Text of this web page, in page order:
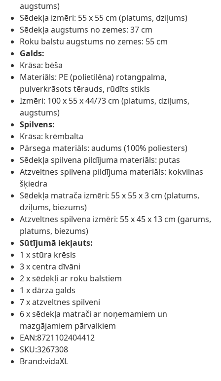
augstums)
Sēdekļa izmēri: 55 x 55 cm (platums, dziļums)
Sēdekļa augstums no zemes: 37 cm
Roku balstu augstums no zemes: 55 cm
Galds:
Krāsa: bēša
Materiāls: PE (polietilēna) rotangpalma,
pulverkrāsots tērauds, rūdīts stikls
Izmēri: 100 x 55 x 44/73 cm (platums, dziļums,
augstums)
Spilvens:
Krāsa: krēmbalta
Pārsega materiāls: audums (100% poliesters)
Sēdekļa spilvena pildījuma materiāls: putas
Atzveltnes spilvena pildījuma materiāls: kokvilnas
šķiedra
Sēdekļa matrača izmēri: 55 x 55 x 3 cm (platums,
dziļums, biezums)
Atzveltnes spilvena izmēri: 55 x 45 x 13 cm (garums,
platums, biezums)
Sūtījumā iekļauts:
1 x stūra krēsls
3 x centra dīvāni
2 x sēdekļi ar roku balstiem
1 x dārza galds
7 x atzveltnes spilveni
6 x sēdekļa matrači ar noņemamiem un
mazgājamiem pārvalkiem
EAN:8721102404412
SKU:3267308
Brand:vidaXL